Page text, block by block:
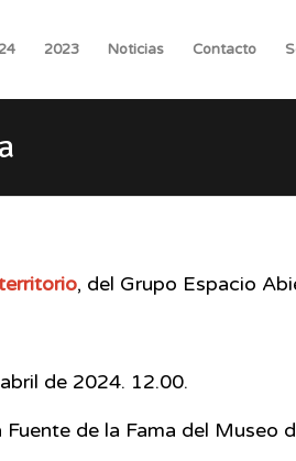
2023 Noticias Contacto
, del Grupo Espacio
de 2024. 12.00.
Fuente de la Fama del Museo